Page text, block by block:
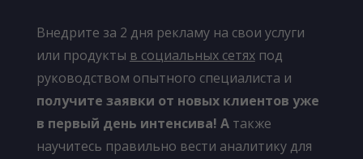
Внедрите за 2 дня рекламу на свои услуги
или продукты в социальных сетяхпод
руководством опытного специалиста и
получите заявки от новых клиентов уже
в первый день интенсива! Атакже
научитесь правильно вести аналитику для